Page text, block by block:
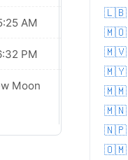
AM
PM
Moon
05:26 AM
06:31 PM
New
🇱🇧
🇲🇴
🇲🇻
🇲🇾
🇲🇲
🇲🇳
🇳🇵
🇴🇲